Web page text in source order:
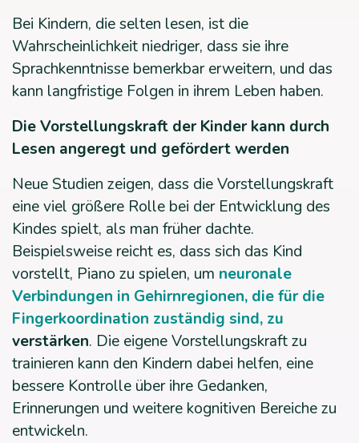
Bei Kindern, die selten lesen, ist die
Wahrscheinlichkeit niedriger, dass sie ihre
Sprachkenntnisse bemerkbar erweitern, und das
kann langfristige Folgen in ihrem Leben haben.
Die Vorstellungskraft der Kinder kann durch
Lesen angeregt und gefördert werden
Neue Studien zeigen, dass die Vorstellungskraft
eine viel größere Rolle bei der Entwicklung des
Kindes spielt, als man früher dachte.
Beispielsweise reicht es, dass sich das Kind
vorstellt, Piano zu spielen, um neuronale
Verbindungen in Gehirnregionen, die für die
Fingerkoordination zuständig sind, zu
verstärken. Die eigene Vorstellungskraft zu
trainieren kann den Kindern dabei helfen, eine
bessere Kontrolle über ihre Gedanken,
Erinnerungen und weitere kognitiven Bereiche zu
entwickeln.